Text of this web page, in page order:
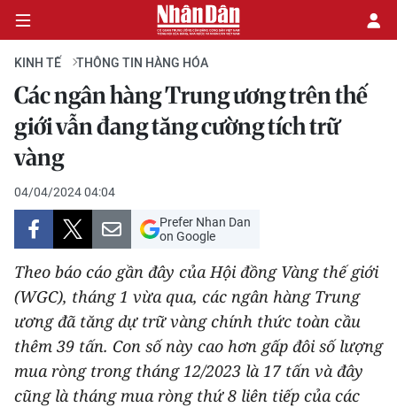
CHÍNH TRỊ
KINH TẾ
VĂN HÓA
XÃ HỘI
PHÁP LUẬT
DU LỊCH
THẾ GIỚI
KINH TẾ THÔNG TIN HÀNG HÓA
Các ngân hàng Trung ương trên thế
giới vẫn đang tăng cường tích trữ
vàng
04/04/2024 04:04
Prefer Nhan Dan
on Google
Theo báo cáo gần đây của Hội đồng Vàng thế giới
(WGC), tháng 1 vừa qua, các ngân hàng Trung
ương đã tăng dự trữ vàng chính thức toàn cầu
thêm 39 tấn. Con số này cao hơn gấp đôi số lượng
mua ròng trong tháng 12/2023 là 17 tấn và đây
cũng là tháng mua ròng thứ 8 liên tiếp của các